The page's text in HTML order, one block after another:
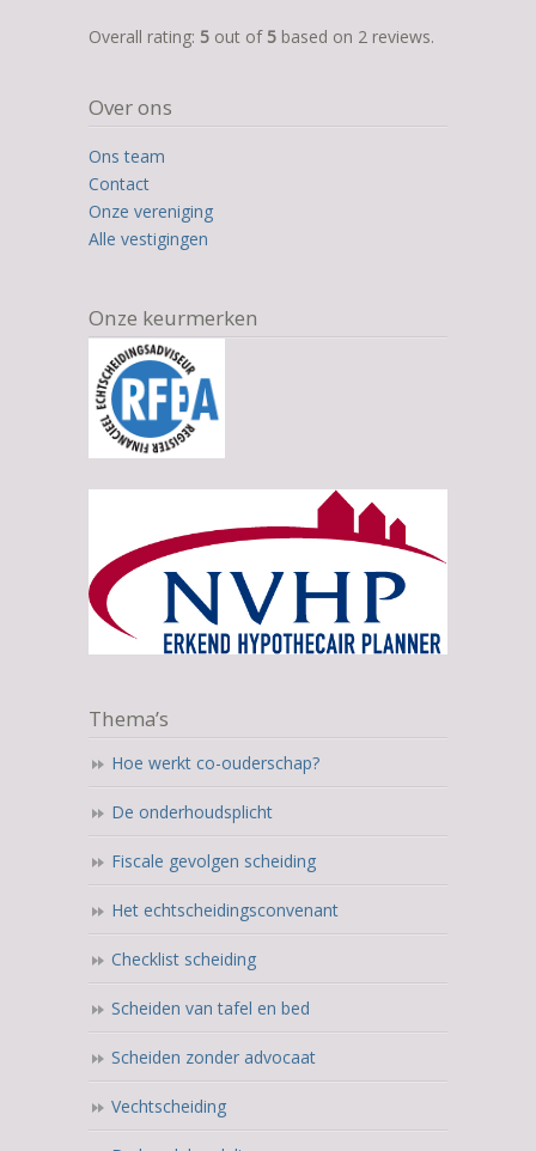
5,0
on
12.345
ratings
Overall rating: 5 out of 5 based on 2 reviews.
Over ons
Ons team
Contact
Onze vereniging
Alle vestigingen
Onze keurmerken
Thema’s
Hoe werkt co-ouderschap?
De onderhoudsplicht
Fiscale gevolgen scheiding
Het echtscheidingsconvenant
Checklist scheiding
Scheiden van tafel en bed
Scheiden zonder advocaat
Vechtscheiding